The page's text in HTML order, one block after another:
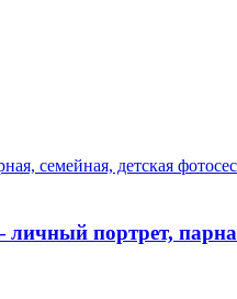
портрет,